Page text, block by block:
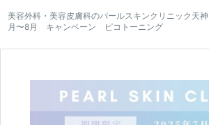
Instagram
Campaign
クリニック紹介
Clinic
オンライン診療
美容外科・美容皮膚科のパールスキンクリニック天神
月〜8月 キャンペーン ピコトーニング